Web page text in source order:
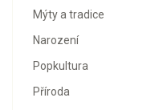
Mýty a tradice
Narození
Popkultura
Příroda